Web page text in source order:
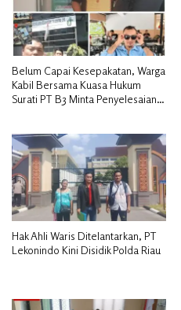
Belum Capai Kesepakatan, Warga
Kabil Bersama Kuasa Hukum
Surati PT B3 Minta Penyelesaian
Hak Ahli Waris Ditelantarkan, PT
Lekonindo Kini Disidik Polda Riau